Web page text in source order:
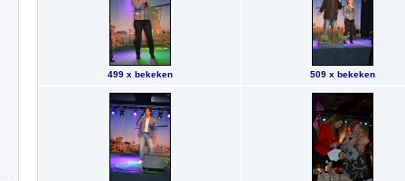
499 x bekeken 509 x bekeken